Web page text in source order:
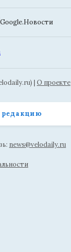
Google.Новости
| О проекте
редакцию
news@velodaily.ru